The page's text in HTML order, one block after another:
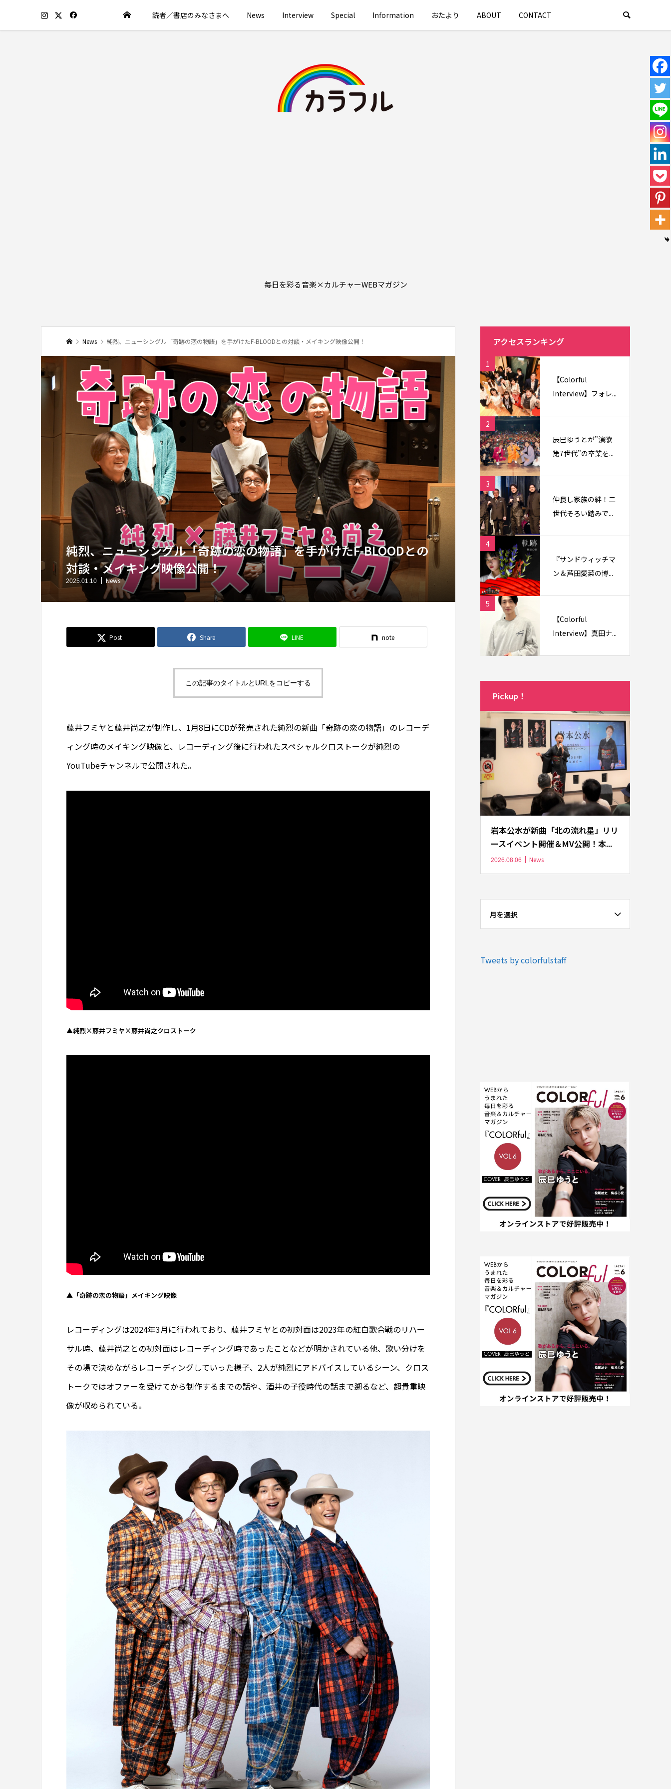
読者／書店のみなさまへ News Interview Special Information おたより ABOUT CONTACT
毎日を彩る音楽×カルチャーWEBマガジン
News 純烈、ニューシングル「奇跡の恋の物語」を手がけたF-BLOODとの対談・メイキング映像公開！
純烈、ニューシングル「奇跡の恋の物語」を手がけたF-BLOODとの
対談・メイキング映像公開！
2025.01.10 News
Post Share LINE note
この記事のタイトルとURLをコピーする
藤井フミヤと藤井尚之が制作し、1月8日にCDが発売された純烈の新曲「奇跡の恋の物語」のレコーデ
ィング時のメイキング映像と、レコーディング後に行われたスペシャルクロストークが純烈の
YouTubeチャンネルで公開された。
▲純烈×藤井フミヤ×藤井尚之クロストーク
▲「奇跡の恋の物語」メイキング映像
レコーディングは2024年3月に行われており、藤井フミヤとの初対面は2023年の紅白歌合戦のリハー
サル時、藤井尚之との初対面はレコーディング時であったことなどが明かされている他、歌い分けを
その場で決めながらレコーディングしていった様子、2人が純烈にアドバイスしているシーン、クロス
トークではオファーを受けてから制作するまでの話や、酒井の子役時代の話まで遡るなど、超貴重映
像が収められている。
アクセスランキング
1
【Colorful
Interview】フォレ...
2
辰巳ゆうとが”演歌
第7世代”の卒業を...
3
仲良し家族の絆！二
世代そろい踏みで...
4
『サンドウィッチマ
ン＆芦田愛菜の博...
5
【Colorful
Interview】真田ナ...
Pickup！
岩本公水が新曲「北の流れ星」リリ
ースイベント開催＆MV公開！本...
2026.08.06 News
月を選択
Tweets by colorfulstaff